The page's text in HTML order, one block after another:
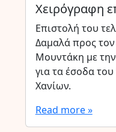
Χειρόγραφη
Επιστολή του
Δαμαλά προς
Μουντάκη με
για τα έσοδα
Χανίων.
Read more »